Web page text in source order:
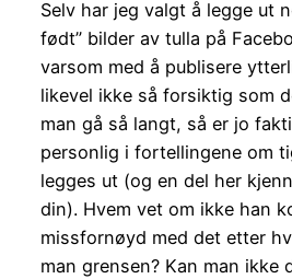
Selv har jeg valgt å legge ut
født” bilder av tulla på
varsom med å publisere
likevel ikke så forsiktig som
man gå så langt, så er jo
personlig i fortellingene om
legges ut (og en del her
din). Hvem vet om ikke han
missfornøyd med det etter
man grensen? Kan man ikke